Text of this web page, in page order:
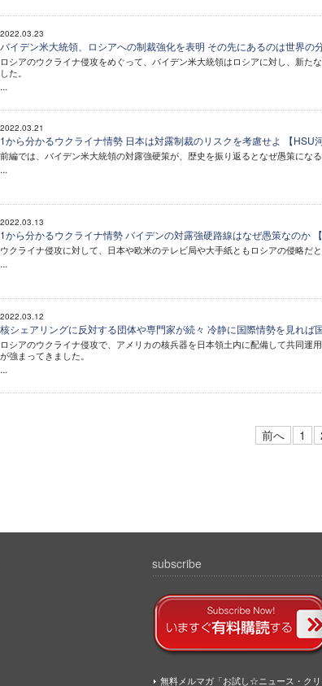
2022.03.23
バイデン米大統領、ロシアへの制裁強化を表明 その先にあるのは世界の
ロシアのウクライナ侵攻をめぐって、バイデン米大統領はロシアに対し、新た
した。
...
2022.03.21
1から分かるウクライナ情勢 日本は対露制裁のリスクを考慮せよ 【HSU
前編では、バイデン米大統領の対露強硬策が、歴史を振り返るとなぜ愚策にな
...
2022.03.13
1から分かるウクライナ情勢 バイデンの対露強硬路線はなぜ愚策なのか
ウクライナ侵攻に対して、日本や欧米のテレビ局や大手紙ともロシアの侵略だと
...
2022.03.12
核シェアリングに反対する団体や専門家が続々 冷静に国際情勢を見れば
ロシアのウクライナ侵攻で、アメリカの核兵器を日本領土内に配備して共同運
が強まってきました。
...
前へ 1
subscribe
無料メルマガ「お試し☆ニュース・ク